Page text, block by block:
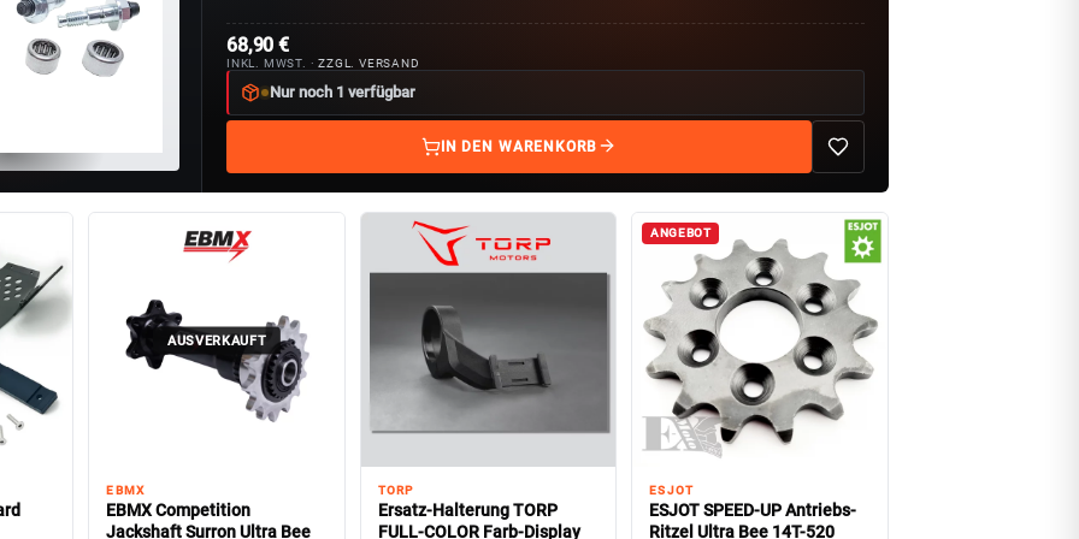
68,90 €
INKL. MWST. ·ZZGL. VERSAND
Nur noch 1 verfügbar
IN DEN WARENKORB
AUSVERKAUFT
EBMX
EBMX Competition
Jackshaft Surron Ultra Bee
TORP
Ersatz-Halterung TORP
FULL-COLOR Farb-Display
ANGEBOT
ESJOT
ESJOT SPEED-UP Antriebs-
Ritzel Ultra Bee 14T-520